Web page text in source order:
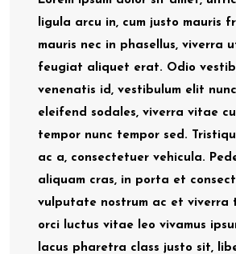
ligula arcu in, cum justo mauris
mauris nec in phasellus, viverra
feugiat aliquet erat. Odio
venenatis id, vestibulum elit
eleifend sodales, viverra vitae
tempor nunc tempor sed.
ac a, consectetuer vehicula.
aliquam cras, in porta et
vulputate nostrum ac et viverra
orci luctus vitae leo vivamus
lacus pharetra class justo sit,